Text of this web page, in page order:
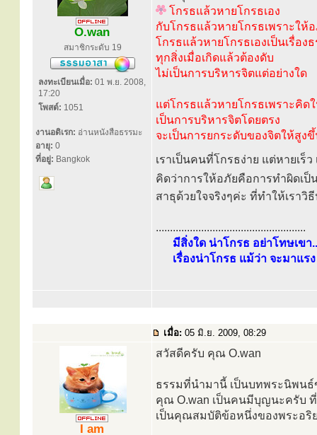
O.wan
สมาชิกระดับ 19
ลงทะเบียนเมื่อ: 01 พ.ย. 2008,
17:20
โพสต์: 1051
งานอดิเรก: อ่านหนังสือธรรมะ
อายุ: 0
ที่อยู่: Bangkok
โกรธแล้วหายโกรธเอง
กับโกรธแล้วหายโกรธเพราะให้
โกรธแล้วหายโกรธเองเป็นเรื่อง
ทุกสิ่งเมื่อเกิดแล้วต้องดับ
ไม่เป็นการบริหารจิตแต่อย่างใด
แต่โกรธแล้วหายโกรธเพราะคิด
เป็นการบริหารจิตโดยตรง
จะเป็นการยกระดับของจิตให้สูง
เราเป็นคนที่โกรธง่าย แต่หายเร็ว
คิดว่าการให้อภัยคือการทำผิดเป็
สาธุด้วยใจจริงๆค่ะ ที่ทำให้เรา
.....................................................
มีสิ่งใด น่าโกรธ อย่าโทษเขา
เรื่องน่าโกรธ แม้ว่า จะมาแร
เมื่อ: 05 มิ.ย. 2009, 08:29
I am
สวัสดีครับ คุณ O.wan
ธรรมที่นำมานี้ เป็นบทพระนิพนธ์
คุณ O.wan เป็นคนมีบุญนะครับ ที่
เป็นคุณสมบัติข้อหนึ่งของพระอริ